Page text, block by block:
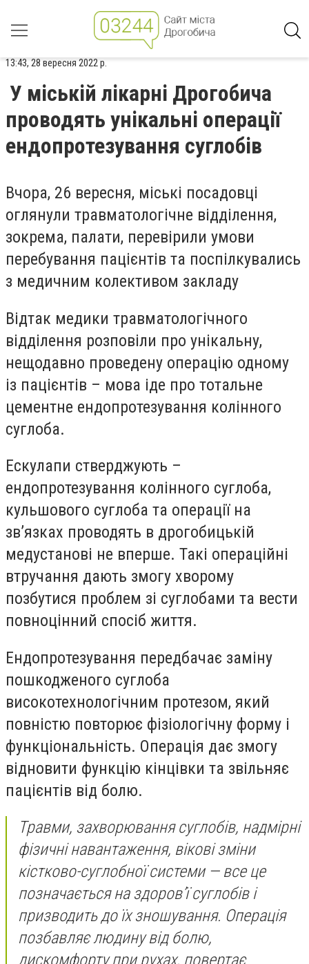
13:43, 28 вересня 2022 р.
У міській лікарні Дрогобича
проводять унікальні операції
ендопротезування суглобів
Вчора, 26 вересня, міські посадовці
оглянули травматологічне відділення,
зокрема, палати, перевірили умови
перебування пацієнтів та поспілкувались
з медичним колективом закладу
Відтак медики травматологічного
відділення розповіли про унікальну,
нещодавно проведену операцію одному
із пацієнтів – мова іде про тотальне
цементне ендопротезування колінного
суглоба.
Ескулапи стверджують –
ендопротезування колінного суглоба,
кульшового суглоба та операції на
зв’язках проводять в дрогобицькій
медустанові не вперше. Такі операційні
втручання дають змогу хворому
позбутися проблем зі суглобами та вести
повноцінний спосіб життя.
Ендопротезування передбачає заміну
пошкодженого суглоба
високотехнологічним протезом, який
повністю повторює фізіологічну форму і
функціональність. Операція дає змогу
відновити функцію кінцівки та звільняє
пацієнтів від болю.
Травми, захворювання суглобів, надмірні
фізичні навантаження, вікові зміни
кістково-суглобної системи — все це
позначається на здоров’ї суглобів і
призводить до їх зношування. Операція
позбавляє людину від болю,
дискомфорту при рухах, повертає